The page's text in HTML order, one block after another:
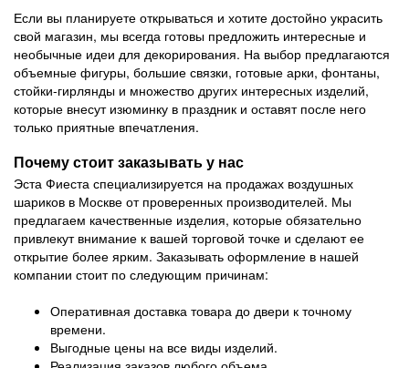
Если вы планируете открываться и хотите достойно украсить
свой магазин, мы всегда готовы предложить интересные и
необычные идеи для декорирования. На выбор предлагаются
объемные фигуры, большие связки, готовые арки, фонтаны,
стойки-гирлянды и множество других интересных изделий,
которые внесут изюминку в праздник и оставят после него
только приятные впечатления.
Почему стоит заказывать у нас
Эста Фиеста специализируется на продажах воздушных
шариков в Москве от проверенных производителей. Мы
предлагаем качественные изделия, которые обязательно
привлекут внимание к вашей торговой точке и сделают ее
открытие более ярким. Заказывать оформление в нашей
компании стоит по следующим причинам:
Оперативная доставка товара до двери к точному
времени.
Выгодные цены на все виды изделий.